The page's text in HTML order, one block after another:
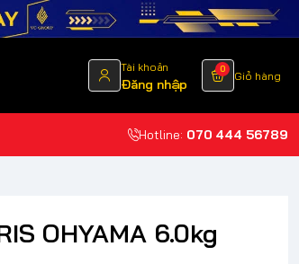
Tài khoản
Đăng nhập
0
Giỏ hàng
Hotline: 070 444 56789
OHYAMA 6.0kg